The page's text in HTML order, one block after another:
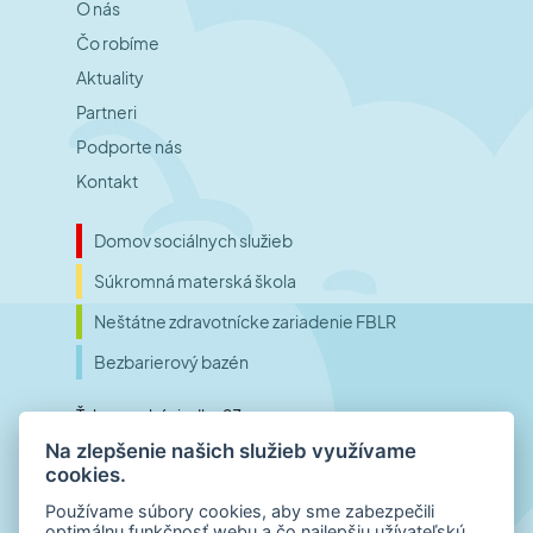
O nás
Čo robíme
Aktuality
Partneri
Podporte nás
Kontakt
Domov sociálnych služieb
Súkromná materská škola
Neštátne zdravotnícke zariadenie FBLR
Bezbarierový bazén
Ťahanovské riadky 23
040 01 Košice
Slovensko
Na zlepšenie našich služieb využívame
cookies.
Používame súbory cookies, aby sme zabezpečili